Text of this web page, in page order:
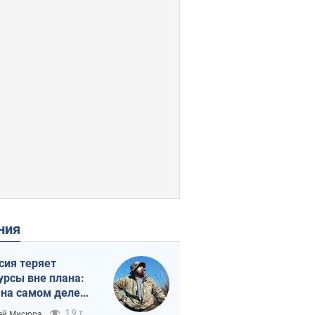
теряет
вне плана:
на самом деле
темп войны
1,9 т.